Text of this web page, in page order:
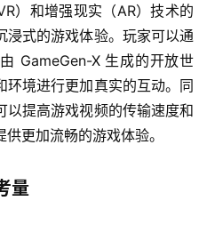
）和增强现实（AR）技术的
浸式的游戏体验。玩家可以通
GameGen-X 生成的开放世
环境进行更加真实的互动。同
提高游戏视频的传输速度和
更加流畅的游戏体验。
量